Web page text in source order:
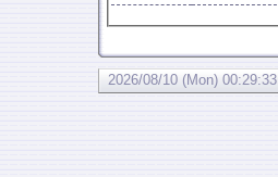
2026/08/10 (Mon) 00:29:33